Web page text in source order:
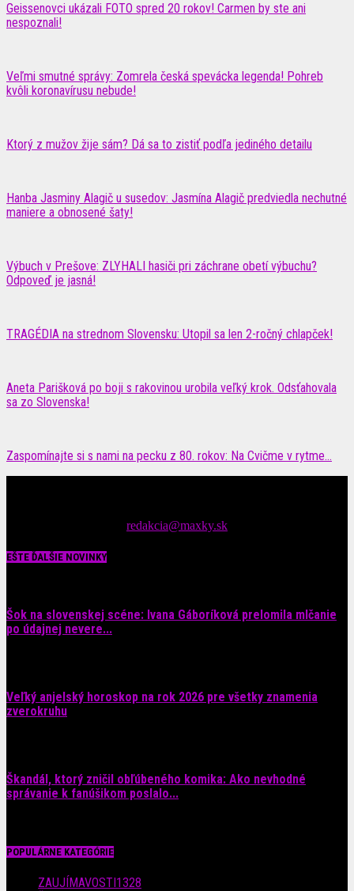
Geissenovci ukázali FOTO spred 20 rokov! Carmen by ste ani
nespoznali!
Veľmi smutné správy: Zomrela česká spevácka legenda! Pohreb
kvôli koronavírusu nebude!
Ktorý z mužov žije sám? Dá sa to zistiť podľa jediného detailu
Hanba Jasminy Alagič u susedov: Jasmína Alagič predviedla nechutné
maniere a obnosené šaty!
Výbuch v Prešove: ZLYHALI hasiči pri záchrane obetí výbuchu?
Odpoveď je jasná!
TRAGÉDIA na strednom Slovensku: Utopil sa len 2-ročný chlapček!
Aneta Parišková po boji s rakovinou urobila veľký krok. Odsťahovala
sa zo Slovenska!
Zaspomínajte si s nami na pecku z 80. rokov: Na Cvičme v rytme...
redakcia@maxky.sk
EŠTE ĎALŠIE NOVINKY
Šok na slovenskej scéne: Ivana Gáboríková prelomila mlčanie
po údajnej nevere...
Veľký anjelský horoskop na rok 2026 pre všetky znamenia
zverokruhu
Škandál, ktorý zničil obľúbeného komika: Ako nevhodné
správanie k fanúšikom poslalo...
POPULÁRNE KATEGÓRIE
ZAUJÍMAVOSTI 1328